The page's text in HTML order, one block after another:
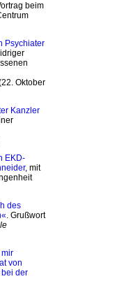
beim
Psychiater
Oktober
Kanzler
EKD-
, mit
des
. Grußwort
von
bei der